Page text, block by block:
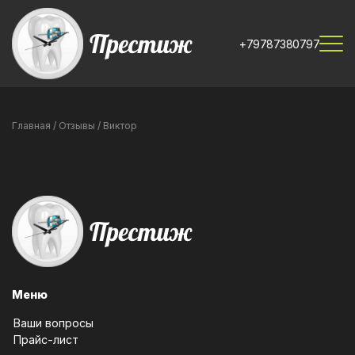
+79787380797
Главная / Отзывы / Виктор
Меню
Ваши вопросы
Прайс-лист